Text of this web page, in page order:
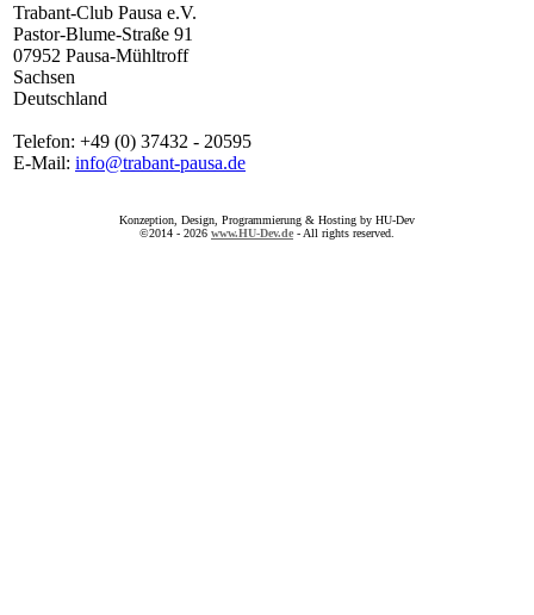
Trabant-Club Pausa e.V.
Pastor-Blume-Straße 91
07952 Pausa-Mühltroff
Sachsen
Deutschland
Telefon: +49 (0) 37432 - 20595
E-Mail: info@trabant-pausa.de
Konzeption, Design, Programmierung & Hosting by HU-Dev
©2014 - 2026 www.HU-Dev.de - All rights reserved.